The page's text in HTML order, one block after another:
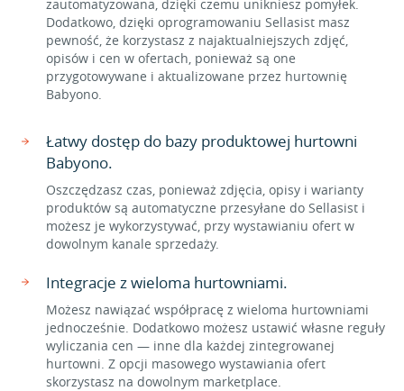
zautomatyzowana, dzięki czemu unikniesz pomyłek.
Dodatkowo, dzięki oprogramowaniu Sellasist masz
pewność, że korzystasz z najaktualniejszych zdjęć,
opisów i cen w ofertach, ponieważ są one
przygotowywane i aktualizowane przez hurtownię
Babyono.
Łatwy dostęp do bazy produktowej hurtowni
Babyono.
Oszczędzasz czas, ponieważ zdjęcia, opisy i warianty
produktów są automatyczne przesyłane do Sellasist i
możesz je wykorzystywać, przy wystawianiu ofert w
dowolnym kanale sprzedaży.
Integracje z wieloma hurtowniami.
Możesz nawiązać współpracę z wieloma hurtowniami
jednocześnie. Dodatkowo możesz ustawić własne reguły
wyliczania cen — inne dla każdej zintegrowanej
hurtowni. Z opcji masowego wystawiania ofert
skorzystasz na dowolnym marketplace.